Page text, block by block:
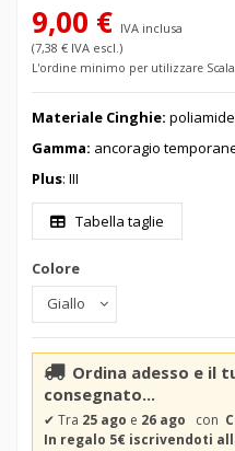
9,00 € IVA inclusa
(7,38 € IVA escl.)
L'ordine minimo per utilizzare
Materiale Cinghie:
Gamma: ancoragio
Plus: III
Tabella taglie
Colore
Ordina adesso e il
consegnato...
✔ Tra 25 ago e 26 ago con
In regalo 5€ iscrivendoti